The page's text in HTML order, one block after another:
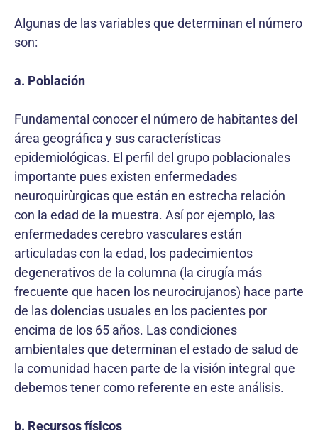
Algunas de las variables que determinan el número
son:
a. Población
Fundamental conocer el número de habitantes del
área geográfica y sus características
epidemiológicas. El perfil del grupo poblacionales
importante pues existen enfermedades
neuroquirùrgicas que están en estrecha relación
con la edad de la muestra. Así por ejemplo, las
enfermedades cerebro vasculares están
articuladas con la edad, los padecimientos
degenerativos de la columna (la cirugía más
frecuente que hacen los neurocirujanos) hace parte
de las dolencias usuales en los pacientes por
encima de los 65 años. Las condiciones
ambientales que determinan el estado de salud de
la comunidad hacen parte de la visión integral que
debemos tener como referente en este análisis.
b. Recursos físicos